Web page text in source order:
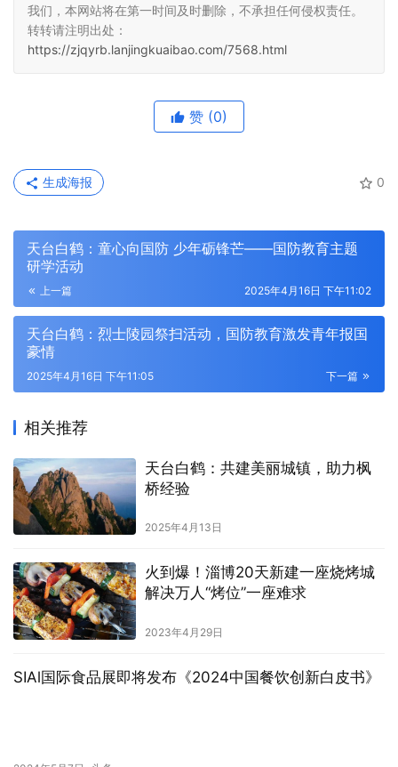
我们，本网站将在第一时间及时删除，不承担任何侵权责任。
转转请注明出处：
https://zjqyrb.lanjingkuaibao.com/7568.html
赞 (0)
0
生成海报
天台白鹤：童心向国防 少年砺锋芒——国防教育主题
研学活动
上一篇 2025年4月16日 下午11:02
天台白鹤：烈士陵园祭扫活动，国防教育激发青年报国
豪情
下一篇
2025年4月16日 下午11:05
相关推荐
天台白鹤：共建美丽城镇，助力枫
桥经验
2025年4月13日
火到爆！淄博20天新建一座烧烤城
解决万人“烤位”一座难求
2023年4月29日
SIAl国际食品展即将发布《2024中国餐饮创新白皮书》